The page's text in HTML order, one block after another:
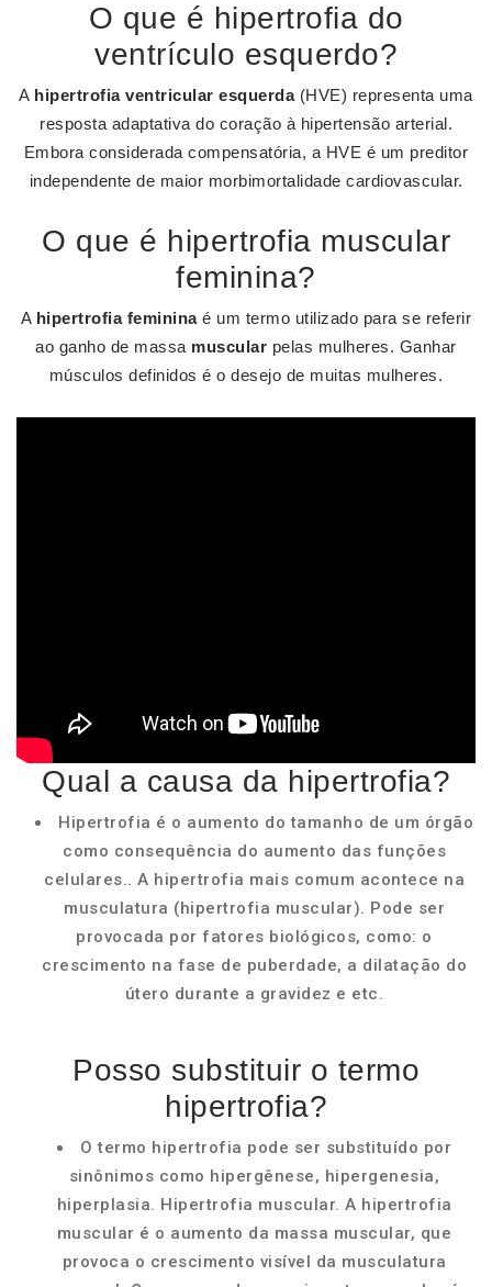
O que é hipertrofia do
ventrículo esquerdo?
A hipertrofia ventricular esquerda(HVE) representa uma
resposta adaptativa do coração à hipertensão arterial.
Embora considerada compensatória, a HVE é um preditor
independente de maior morbimortalidade cardiovascular.
O que é hipertrofia muscular
feminina?
A hipertrofia femininaé um termo utilizado para se referir
ao ganho de massa muscular pelas mulheres. Ganhar
músculos definidos é o desejo de muitas mulheres.
Qual a causa da hipertrofia?
Hipertrofia é o aumento do tamanho de um órgão
como consequência do aumento das funções
celulares.. A hipertrofia mais comum acontece na
musculatura (hipertrofia muscular). Pode ser
provocada por fatores biológicos, como: o
crescimento na fase de puberdade, a dilatação do
útero durante a gravidez e etc.
Posso substituir o termo
hipertrofia?
O termo hipertrofia pode ser substituído por
sinônimos como hipergênese, hipergenesia,
hiperplasia. Hipertrofia muscular. A hipertrofia
muscular é o aumento da massa muscular, que
provoca o crescimento visível da musculatura